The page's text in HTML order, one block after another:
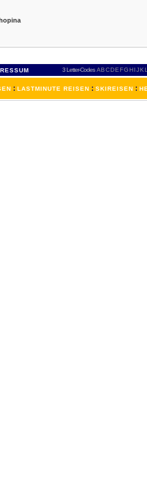
3 Letter-Codes ABCDEFGH IJKL
: LASTMINUTE REISEN : SKIREISEN :